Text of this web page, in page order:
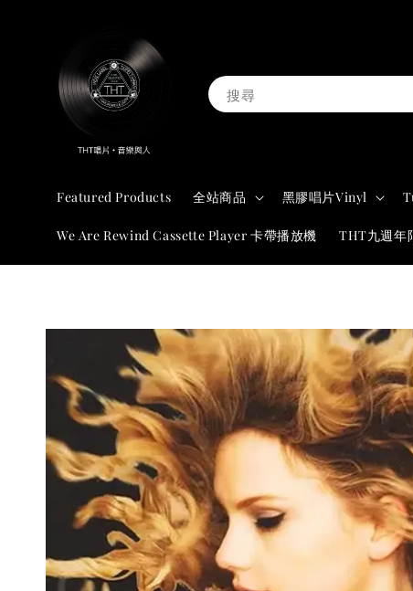
搜尋
Featured Products 全站商品 黑膠唱片Vinyl
We Are Rewind Cassette Player 卡帶播放機 THT九週年